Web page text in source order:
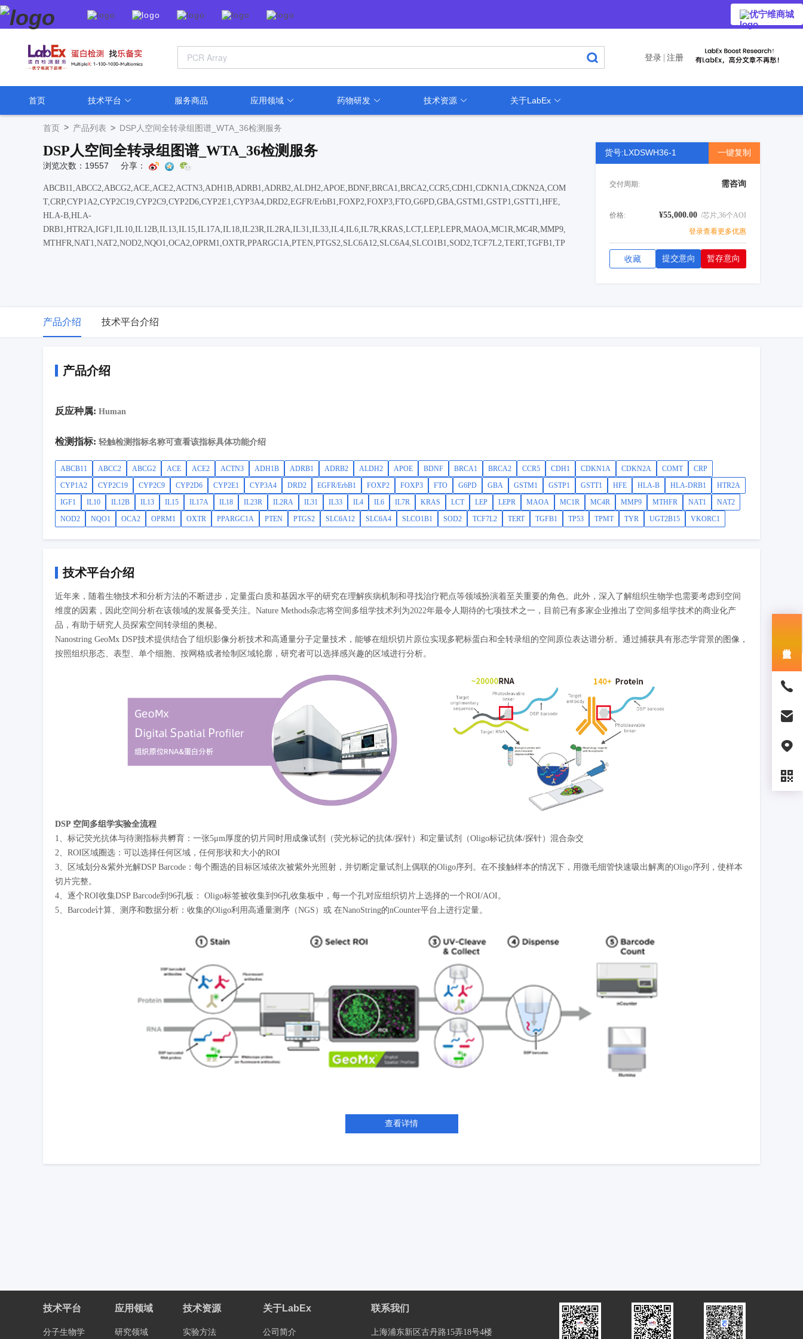
优宁维商城
登录 注册
首页 技术平台 服务商品 应用领域 药物研发 技术资源 关于LabEx
首页 > 产品列表 > DSP人空间全转录组图谱_WTA_36检测服务
DSP人空间全转录组图谱_WTA_36检测服务
浏览次数：19557 分享：
ABCB11,ABCC2,ABCG2,ACE,ACE2,ACTN3,ADH1B,ADRB1,ADRB2,ALDH2,APOE,BDNF,BRCA1,BRCA2,CCR5,CDH1,CDKN1A,CDKN2A,COM
T,CRP,CYP1A2,CYP2C19,CYP2C9,CYP2D6,CYP2E1,CYP3A4,DRD2,EGFR/ErbB1,FOXP2,FOXP3,FTO,G6PD,GBA,GSTM1,GSTP1,GSTT1,HFE,
HLA-B,HLA-
DRB1,HTR2A,IGF1,IL10,IL12B,IL13,IL15,IL17A,IL18,IL23R,IL2RA,IL31,IL33,IL4,IL6,IL7R,KRAS,LCT,LEP,LEPR,MAOA,MC1R,MC4R,MMP9,
MTHFR,NAT1,NAT2,NOD2,NQO1,OCA2,OPRM1,OXTR,PPARGC1A,PTEN,PTGS2,SLC6A12,SLC6A4,SLCO1B1,SOD2,TCF7L2,TERT,TGFB1,TP
货号:LXDSWH36-1 一键复制
交付周期: 需咨询
价格: ¥55,000.00 /芯片,36个AOI
登录查看更多优惠
收藏 提交意向 暂存意向
产品介绍 技术平台介绍
产品介绍
反应种属: Human
检测指标: 轻触检测指标名称可查看该指标具体功能介绍
ABCB11 ABCC2 ABCG2 ACE ACE2 ACTN3 ADH1B ADRB1 ADRB2 ALDH2 APOE BDNF BRCA1 BRCA2 CCR5 CDH1 CDKN1A CDKN2A COMT
CRP
CYP1A2
CYP2C19 CYP2C9 CYP2D6 CYP2E1 CYP3A4 DRD2 EGFR/ErbB1 FOXP2 FOXP3 FTO G6PD GBA GSTM1 GSTP1 GSTT1 HFE HLA-B HLA-DRB1
HTR2A
IGF1
IL10 IL12B IL13 IL15 IL17A IL18 IL23R IL2RA IL31 IL33 IL4 IL6 IL7R KRAS LCT LEP LEPR MAOA MC1R MC4R MMP9 MTHFR NAT1
NAT2
NOD2
NQO1 OCA2 OPRM1 OXTR PPARGC1A PTEN PTGS2 SLC6A12 SLC6A4 SLCO1B1 SOD2 TCF7L2 TERT TGFB1 TP53 TPMT TYR UGT2B15 VKORC1
技术平台介绍
近年来，随着生物技术和分析方法的不断进步，定量蛋白质和基因水平的研究在理解疾病机制和寻找治疗靶点等领域扮演着至关重要的角色。此外，深入了解组织生物学也需要考虑到空间
维度的因素，因此空间分析在该领域的发展备受关注。Nature Methods杂志将空间多组学技术列为2022年最令人期待的七项技术之一，目前已有多家企业推出了空间多组学技术的商业化产
品，有助于研究人员探索空间转录组的奥秘。
Nanostring GeoMx DSP技术提供结合了组织影像分析技术和高通量分子定量技术，能够在组织切片原位实现多靶标蛋白和全转录组的空间原位表达谱分析。通过捕获具有形态学背景的图像，
按照组织形态、表型、单个细胞、按网格或者绘制区域轮廓，研究者可以选择感兴趣的区域进行分析。
DSP 空间多组学实验全流程
1、标记荧光抗体与待测指标共孵育：一张5μm厚度的切片同时用成像试剂（荧光标记的抗体/探针）和定量试剂（Oligo标记抗体/探针）混合杂交
2、ROI 区域圈选：可以选择任何区域，任何形状和大小的ROI
3、区域划分&紫外光解DSP Barcode ：每个圈选的目标区域依次被紫外光照射，并切断定量试剂上偶联的Oligo序列。在不接触样本的情况下，用微毛细管快速吸出解离的Oligo序列，使样本
切片完整。
4、逐个ROI收集DSP Barcode到 96孔板： Oligo标签被收集到 96孔收集板中，每一个孔对应组织切片上选择的一个ROI/AOI。
5、Barcode计算、测序和数据分析：收集的Oligo利用高通量测序（NGS ）或 在NanoString的nCounter平台上进行定量。
查看详情
技术平台
分子生物学
应用领域
研究领域
技术资源
实验方法
关于LabEx
公司简介
联系我们
上海浦东新区古丹路15弄18号4楼